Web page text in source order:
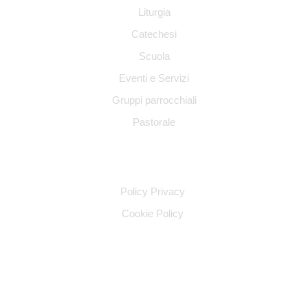
Liturgia
Catechesi
Scuola
Eventi e Servizi
Gruppi parrocchiali
Pastorale
Policy Privacy
Cookie Policy